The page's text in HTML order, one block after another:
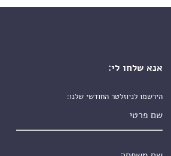
אנא שלחו לי:
הירשמו לניוזלטר החודשי שלנו: